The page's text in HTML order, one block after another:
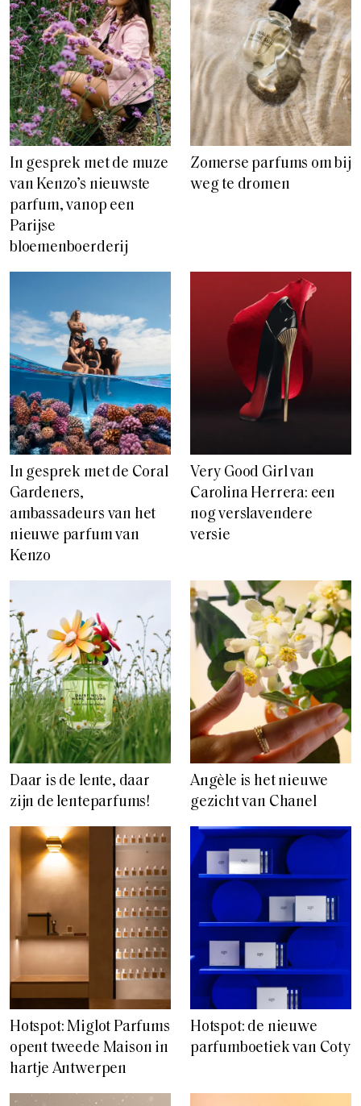
In gesprek met de muze
van Kenzo’s nieuwste
parfum, vanop een
Parijse
bloemenboerderij
Zomerse parfums om bij
weg te dromen
In gesprek met de Coral
Gardeners,
ambassadeurs van het
nieuwe parfum van
Kenzo
Very Good Girl van
Carolina Herrera: een
nog verslavendere
versie
Daar is de lente, daar
zijn de lenteparfums!
Angèle is het nieuwe
gezicht van Chanel
Hotspot: Miglot Parfums
opent tweede Maison in
hartje Antwerpen
Hotspot: de nieuwe
parfumboetiek van Coty